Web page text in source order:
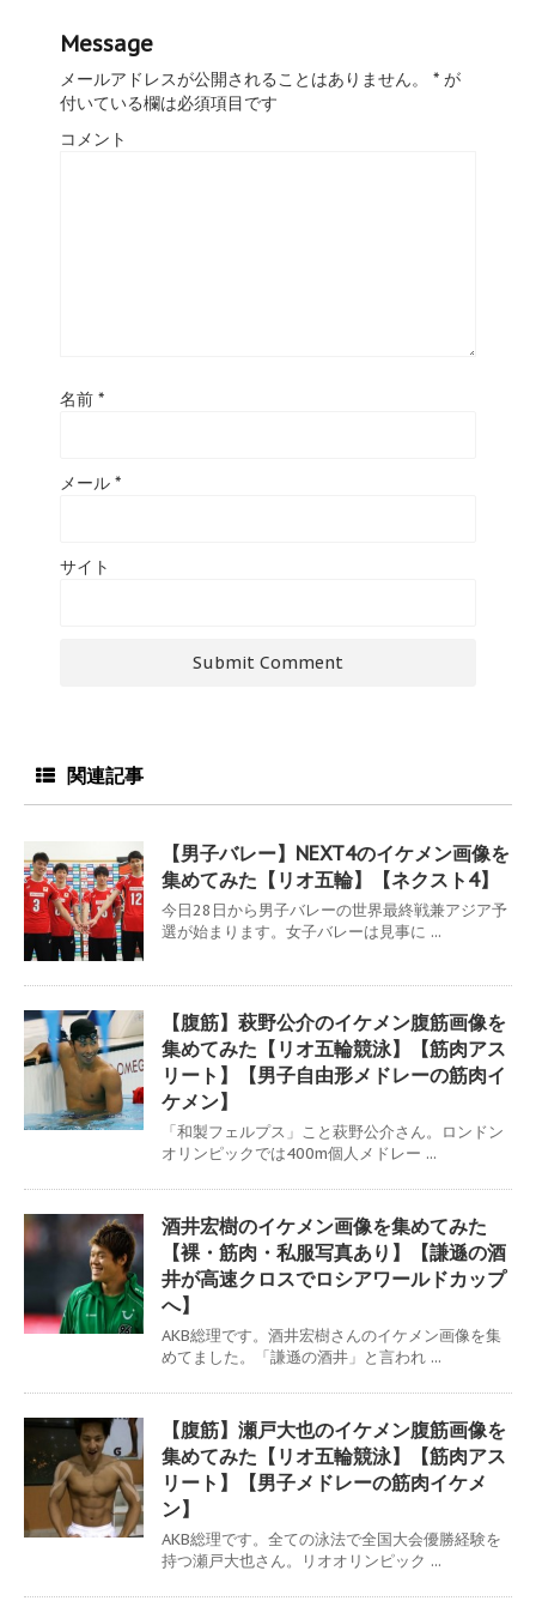
Message
メールアドレスが公開されることはありません。 * が
付いている欄は必須項目です
コメント
名前 *
メール *
サイト
関連記事
【男子バレー】NEXT4のイケメン画像を
集めてみた【リオ五輪】【ネクスト4】
今日28日から男子バレーの世界最終戦兼アジア予
選が始まります。女子バレーは見事に ...
【腹筋】萩野公介のイケメン腹筋画像を
集めてみた【リオ五輪競泳】【筋肉アス
リート】【男子自由形メドレーの筋肉イ
ケメン】
「和製フェルプス」こと萩野公介さん。ロンドン
オリンピックでは400m個人メドレー ...
酒井宏樹のイケメン画像を集めてみた
【裸・筋肉・私服写真あり】【謙遜の酒
井が高速クロスでロシアワールドカップ
へ】
AKB総理です。酒井宏樹さんのイケメン画像を集
めてました。「謙遜の酒井」と言われ ...
【腹筋】瀬戸大也のイケメン腹筋画像を
集めてみた【リオ五輪競泳】【筋肉アス
リート】【男子メドレーの筋肉イケメ
ン】
AKB総理です。全ての泳法で全国大会優勝経験を
持つ瀬戸大也さん。リオオリンピック ...